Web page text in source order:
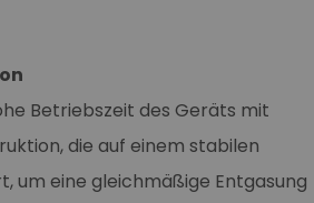
Betriebszeit des Geräts mit
die auf einem stabilen
um eine gleichmäßige Entgasung